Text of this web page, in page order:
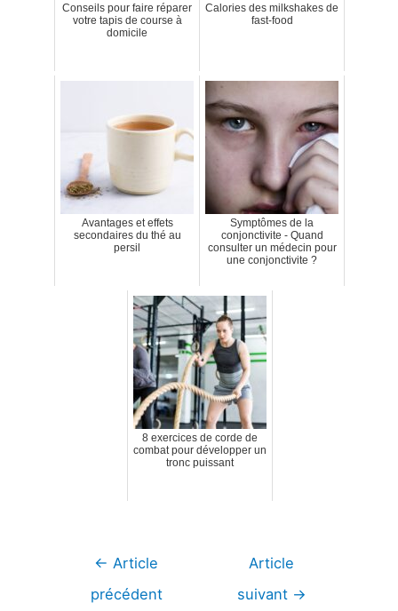
Conseils pour faire réparer
votre tapis de course à
domicile
Calories des milkshakes de
fast-food
Avantages et effets
secondaires du thé au
persil
Symptômes de la
conjonctivite - Quand
consulter un médecin pour
une conjonctivite ?
8 exercices de corde de
combat pour développer un
tronc puissant
Navigation
← Article
précédent
Article
suivant →